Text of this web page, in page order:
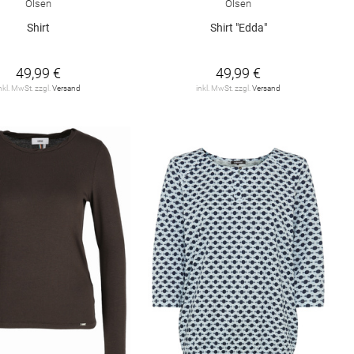
Olsen
Shirt
49,99 €
MwSt. zzgl.Versand
Olsen
Shirt "Edda"
49,99 €
inkl. MwSt. zzgl.Versand